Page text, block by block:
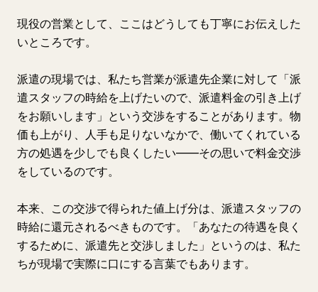
現役の営業として、ここはどうしても丁寧にお伝えした
いところです。
派遣の現場では、私たち営業が派遣先企業に対して「派
遣スタッフの時給を上げたいので、派遣料金の引き上げ
をお願いします」という交渉をすることがあります。物
価も上がり、人手も足りないなかで、働いてくれている
方の処遇を少しでも良くしたい——その思いで料金交渉
をしているのです。
本来、この交渉で得られた値上げ分は、派遣スタッフの
時給に還元されるべきものです。「あなたの待遇を良く
するために、派遣先と交渉しました」というのは、私た
ちが現場で実際に口にする言葉でもあります。